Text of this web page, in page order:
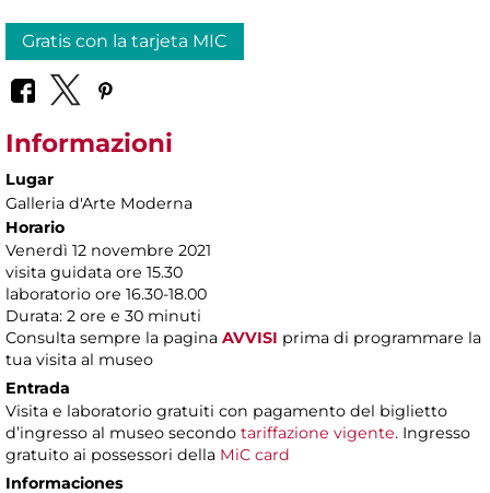
Gratis con la tarjeta MIC
Informazioni
Lugar
Galleria d'Arte Moderna
Horario
Venerdì 12 novembre 2021
visita guidata ore 15.30
laboratorio ore 16.30-18.00
Durata: 2 ore e 30 minuti
Consulta sempre la pagina AVVISI prima di programmare la
tua visita al museo
Entrada
Visita e laboratorio gratuiti con pagamento del biglietto
d’ingresso al museo secondo tariffazione vigente. Ingresso
gratuito ai possessori della MiC card
Informaciones